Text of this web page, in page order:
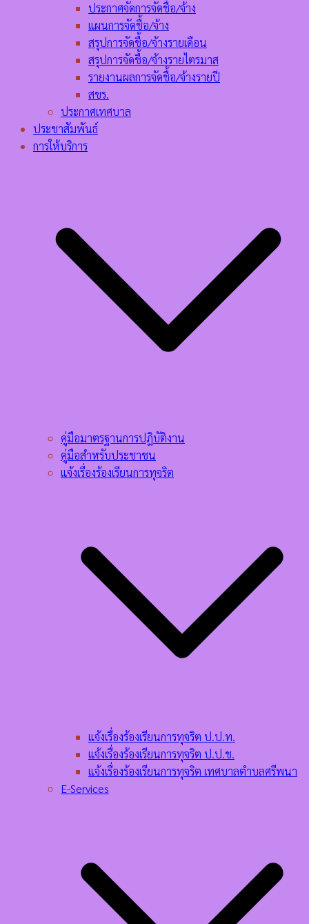
ประกาศจัดการจัดชื้อ/จ้าง
แผนการจัดชื้อ/จ้าง
สรุปการจัดชื้อ/จ้างรายเดือน
สรุปการจัดชื้อ/จ้างรายไตรมาส
รายงานผลการจัดชื้อ/จ้างรายปี
สขร.
ประกาศเทศบาล
ประชาสัมพันธ์
การให้บริการ
คู่มือมาตรฐานการปฎิบัติงาน
คู่มือสำหรับประชาชน
แจ้งเรื่องร้องเรียนการทุจริต
แจ้งเรื่องร้องเรียนการทุจริต ป.ป.ท.
แจ้งเรื่องร้องเรียนการทุจริต ป.ป.ช.
แจ้งเรื่องร้องเรียนการทุจริต เทศบาลตำบลศรีพนา
E-Services